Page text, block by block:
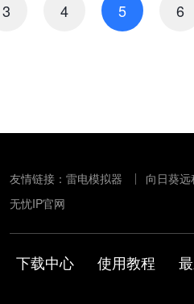
3 4 5 6
友情链接： 雷电模拟器 向日葵远
无忧IP官网
下载中心 使用教程